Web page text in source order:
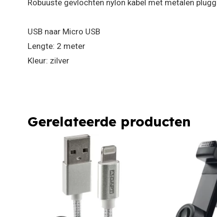
Robuuste gevlochten nylon kabel met metalen
USB naar Micro USB
Lengte: 2 meter
Kleur: zilver
Gerelateerde producten